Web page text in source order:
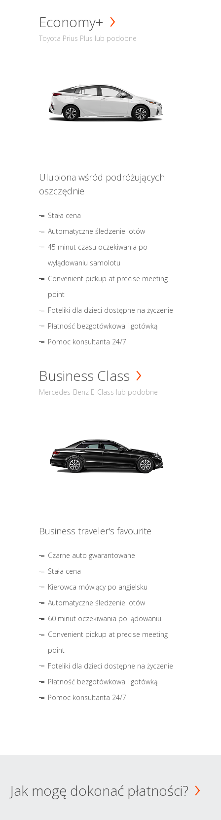
Economy+
Toyota Prius Plus lub podobne
Ulubiona wśród podróżujących
oszczędnie
Stała cena
Automatyczne śledzenie lotów
45 minut czasu oczekiwania po
wylądowaniu samolotu
Convenient pickup at precise meeting
point
Foteliki dla dzieci dostępne na życzenie
Płatność bezgotówkowa i gotówką
Pomoc konsultanta 24/7
Business Class
Mercedes-Benz E-Class lub podobne
Business traveler's favourite
Czarne auto gwarantowane
Stała cena
Kierowca mówiący po angielsku
Automatyczne śledzenie lotów
60 minut oczekiwania po lądowaniu
Convenient pickup at precise meeting
point
Foteliki dla dzieci dostępne na życzenie
Płatność bezgotówkowa i gotówką
Pomoc konsultanta 24/7
Jak mogę dokonać płatności?